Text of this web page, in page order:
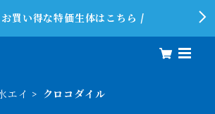
買い得な特価生体はこちら /
エイ クロコダイル